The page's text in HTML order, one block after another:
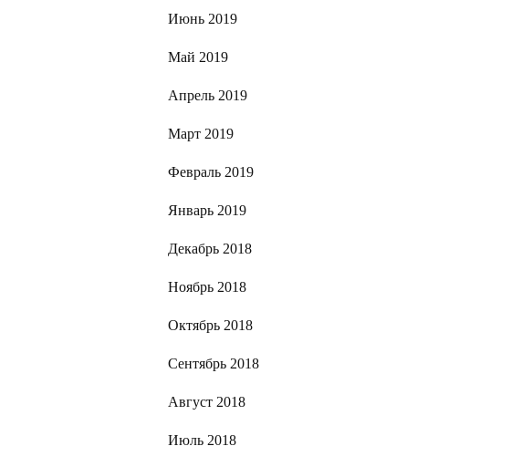
Июнь 2019
Май 2019
Апрель 2019
Март 2019
Февраль 2019
Январь 2019
Декабрь 2018
Ноябрь 2018
Октябрь 2018
Сентябрь 2018
Август 2018
Июль 2018